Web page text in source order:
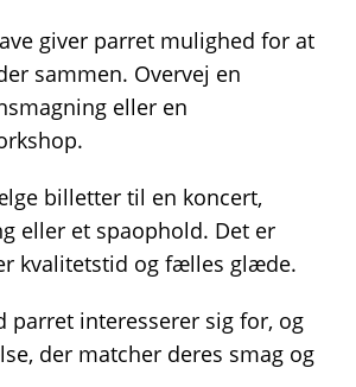
giver parret mulighed for at
sammen. Overvej en
eller en
billetter til en koncert,
eller et spaophold. Det er
kvalitetstid og fælles glæde.
parret interesserer sig for, og
der matcher deres smag og